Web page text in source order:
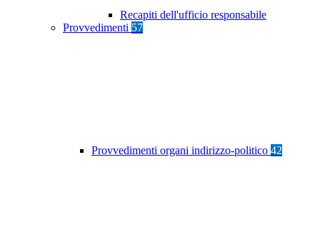
Recapiti dell'ufficio responsabile
Provvedimenti 57
Provvedimenti organi indirizzo-politico 42